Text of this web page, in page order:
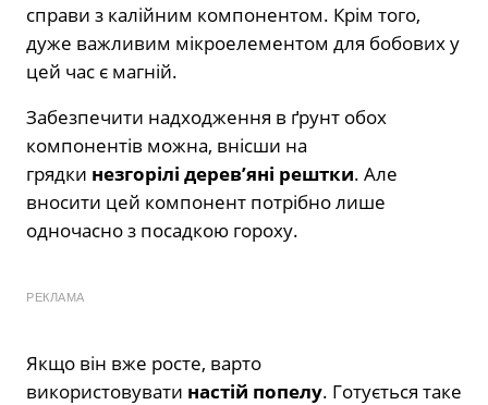
справи з калійним компонентом. Крім того,
дуже важливим мікроелементом для бобових у
цей час є магній.
Забезпечити надходження в ґрунт обох
компонентів можна, внісши на
грядки незгорілі дерев’яні рештки. Але
вносити цей компонент потрібно лише
одночасно з посадкою гороху.
РЕКЛАМА
Якщо він вже росте, варто
використовувати настій попелу. Готується таке